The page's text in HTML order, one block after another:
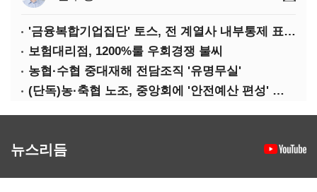
'금융복합기업집단' 토스, 전 계열사 내부통제 표준화
보험대리점, 1200%룰 우회경쟁 불씨
농협·수협 중대재해 전담조직 '유명무실'
(단독)농·축협 노조, 중앙회에 '안전예산 편성' 요구
뉴스리듬